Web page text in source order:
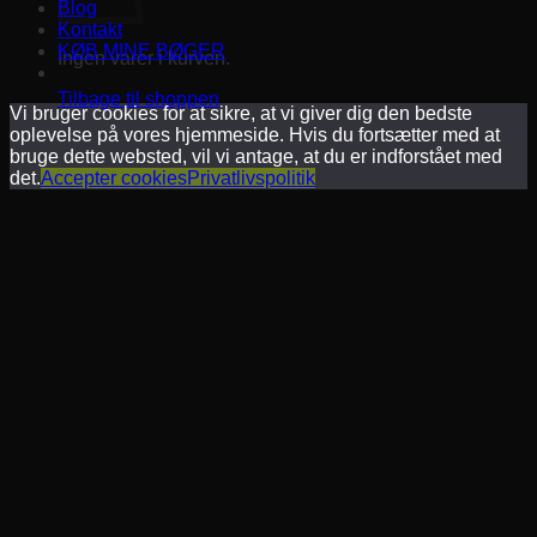
Ingen varer i kurven.
Tilbage til shoppen
Blog
Kontakt
KØB MINE BØGER
Vi bruger cookies for at sikre, at vi giver dig den bedste
oplevelse på vores hjemmeside. Hvis du fortsætter med at
bruge dette websted, vil vi antage, at du er indforstået med
det.Accepter cookiesPrivatlivspolitik